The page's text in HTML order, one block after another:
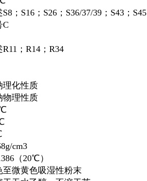
；S16；S26；S36/37/39；S43；S45
C
；R14；R34
理化性质
物理性质
cm3
（20℃）
至微黄色吸湿性粉末